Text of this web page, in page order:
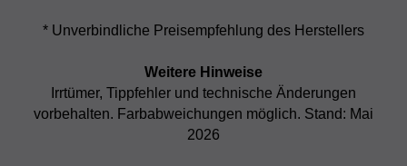
* Unverbindliche Preisempfehlung des Herstellers
Weitere Hinweise
Irrtümer, Tippfehler und technische Änderungen
vorbehalten. Farbabweichungen möglich. Stand: Mai
2026